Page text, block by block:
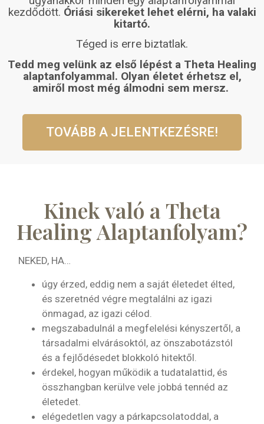
kezdődött. Óriási sikereket lehet elérni, ha valaki
kitartó.
Téged is erre biztatlak.
Tedd meg velünk az első lépést a Theta Healing
alaptanfolyammal. Olyan életet érhetsz el,
amiről most még álmodni sem mersz.
TOVÁBB A JELENTKEZÉSRE!
Kinek való a Theta
Healing Alaptanfolyam?
NEKED, HA…
úgy érzed, eddig nem a saját életedet élted,
és szeretnéd végre megtalálni az igazi
önmagad, az igazi célod.
megszabadulnál a megfelelési kényszertől, a
társadalmi elvárásoktól, az önszabotázstól
és a fejlődésedet blokkoló hitektől.
érdekel, hogyan működik a tudatalattid, és
összhangban kerülve vele jobbá tennéd az
életedet.
elégedetlen vagy a párkapcsolatoddal, a